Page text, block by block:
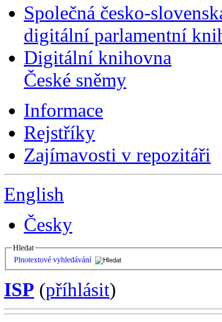
Společná česko-
digitální parlamentní
Digitální knihovna
České sněmy
Informace
Rejstříky
Zajímavosti v repozitáři
English
Česky
Hledat
Plnotextové vyhledávání
ISP (příhlásit)